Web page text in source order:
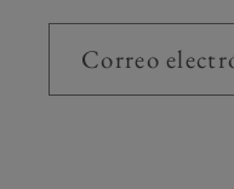
Correo